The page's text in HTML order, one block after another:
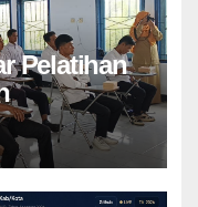
Pelatihan